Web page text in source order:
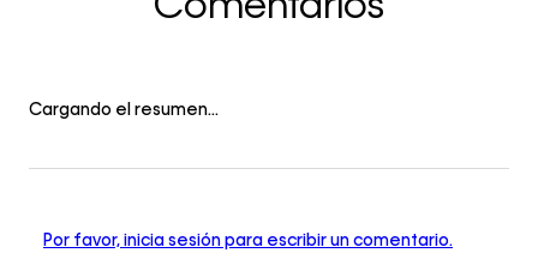
Cargando el resumen…
Por favor, inicia sesión para escribir un comentario.